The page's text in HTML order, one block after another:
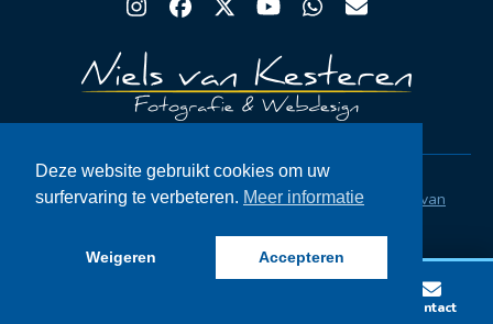
Instagram
Facebook
TwitterYouTubeWhatsapp
Email
Copyright® Rugby Club Spakenburg | Ontwerp
Niels van
Contact
Deze website gebruikt cookies om uw
surfervaring te verbeteren. Meer informatie
Weigeren Accepteren